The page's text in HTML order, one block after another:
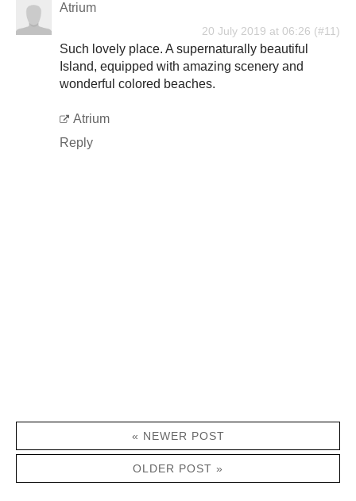
Atrium
20 July 2019 at 06:26
Such lovely place. A supernaturally beautiful
Island, equipped with amazing scenery and
wonderful colored beaches.
Atrium
Reply
« NEWER POST
OLDER POST »